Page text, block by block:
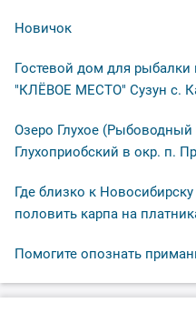
Новичок
Гостевой дом для рыбалки
"КЛЁВОЕ МЕСТО" Сузун с.
Озеро Глухое (Рыбоводный
Глухоприобский в окр. п.
Где близко к
половить карпа на
Помогите опознать